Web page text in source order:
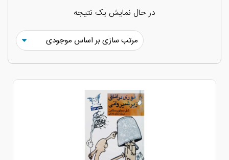
در حال نمایش یک نتیجه